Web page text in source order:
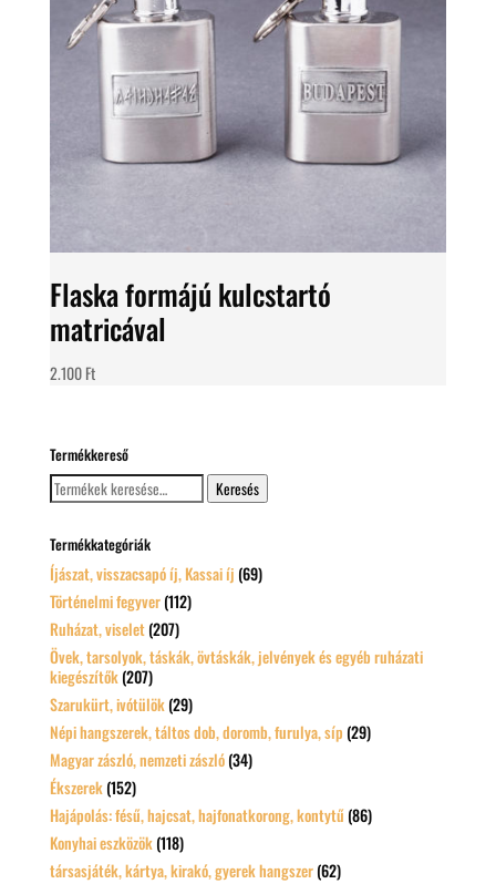
Flaska formájú kulcstartó
matricával
2.100Ft
Termékkereső
Keresés
a
Keresés
Termékkategóriák
Íjászat, visszacsapó íj, Kassai íj (69)
Történelmi fegyver (112)
Ruházat, viselet (207)
Övek, tarsolyok, táskák, övtáskák, jelvények és egyéb ruházati
kiegészítők (207)
Szarukürt, ivótülök (29)
Népi hangszerek, táltos dob, doromb, furulya, síp (29)
Magyar zászló, nemzeti zászló (34)
Ékszerek (152)
Hajápolás: fésű, hajcsat, hajfonatkorong, kontytű (86)
Konyhai eszközök (118)
társasjáték, kártya, kirakó, gyerek hangszer (62)